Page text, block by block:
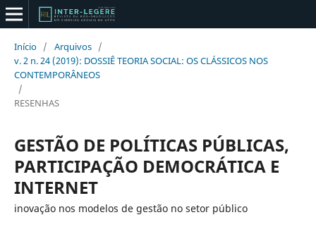
Início / Arquivos /
v. 2 n. 24 (2019): DOSSIÊ TEORIA SOCIAL: OS CLÁSSICOS NOS
CONTEMPORÂNEOS
/
RESENHAS
GESTÃO DE POLÍTICAS PÚBLICAS,
PARTICIPAÇÃO DEMOCRÁTICA E
INTERNET
inovação nos modelos de gestão no setor público